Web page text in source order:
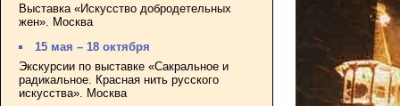
Выставка «Искусство добродетельных
жен». Москва
15 мая – 18 октября
Экскурсии по выставке «Сакральное и
радикальное. Красная нить русского
искусства». Москва